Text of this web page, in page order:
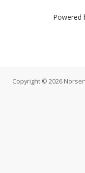
Powered
Copyright © 2026